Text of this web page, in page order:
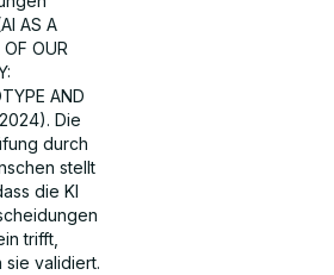
AS A
OF OUR
AND
Die
durch
stellt
die KI
trifft,
sie validiert.